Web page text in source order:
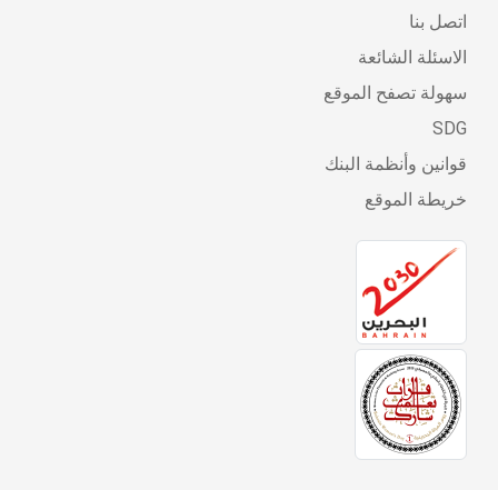
اتصل بنا
الاسئلة الشائعة
سهولة تصفح الموقع
SDG
قوانين وأنظمة البنك
خريطة الموقع